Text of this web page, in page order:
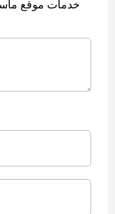
خدمات موقع